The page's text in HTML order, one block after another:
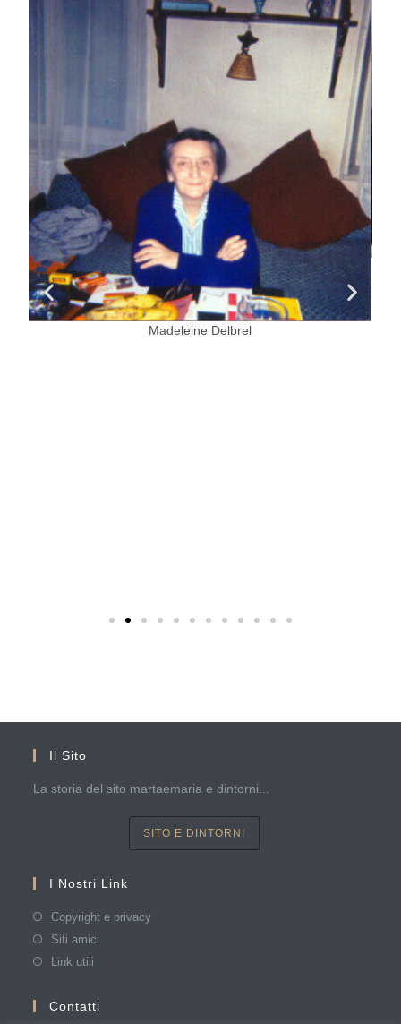
Madeleine Delbrel
Il Sito
La storia del sito martaemaria e dintorni...
SITO E DINTORNI
I Nostri Link
Copyright e privacy
Siti amici
Link utili
Contatti